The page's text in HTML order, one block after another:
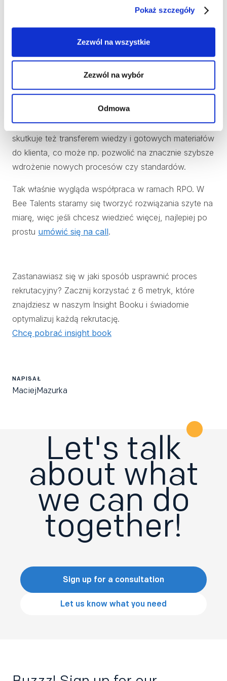
Pokaż szczegóły
Zezwól na wszystkie
Zezwól na wybór
Odmowa
projektów dla klientów z całego świata, w tym czasie
zdobywając wiedzę techniczną i rekrutacyjną w
praktyce oraz uczestnicząc w wewnętrznych
szkoleniach. Często uczestniczą też w grupach
projektowych zajmujących się procesami lean, agile,
wdrażającymi pracę zdalnę czy np. opracowującymi
Oczywiście wspiera to codzienną pracę rekrutera, ale
skutkuje też transferem wiedzy i gotowych materiałów
do klienta, co może np. pozwolić na znacznie szybsze
wdrożenie nowych procesów czy standardów.
Tak właśnie wygląda współpraca w ramach RPO. W
Bee Talents staramy się tworzyć rozwiązania szyte na
miarę, więc jeśli chcesz wiedzieć więcej, najlepiej po
prostu umówić się na call.
Zastanawiasz się w jaki sposób usprawnić proces
rekrutacyjny? Zacznij korzystać z 6 metryk, które
znajdziesz w naszym Insight Booku i świadomie
optymalizuj każdą rekrutację.
Chcę pobrać insight book
NAPISAŁ
MaciejMazurka
Let's talk
about what
we can do
together!
Sign up for a consultation
Let us know what you need